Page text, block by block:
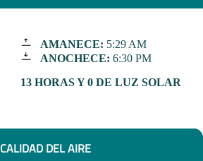
AMANECE: 5:29 AM
ANOCHECE: 6:30 PM
13 HORAS Y 0 DE LUZ SOLAR
CALIDAD DEL AIRE